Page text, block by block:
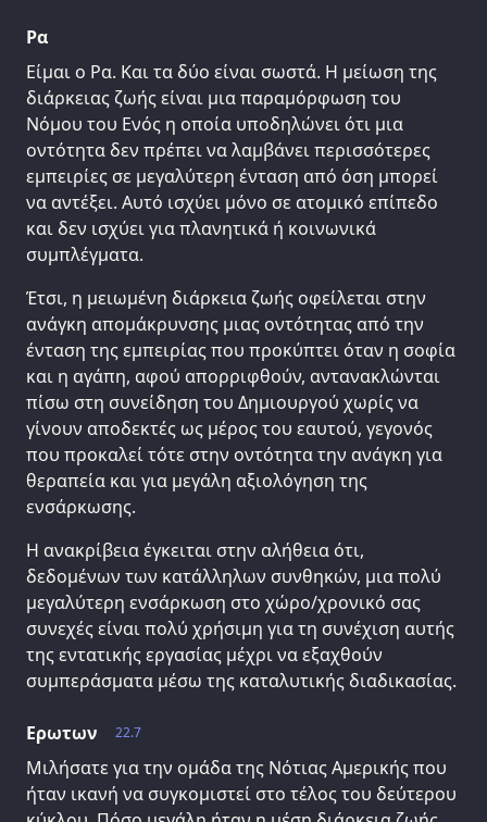
Ρα
Είμαι ο Ρα. Και τα δύο είναι σωστά. Η μείωση της
διάρκειας ζωής είναι μια παραμόρφωση του
Νόμου του Ενός η οποία υποδηλώνει ότι μια
οντότητα δεν πρέπει να λαμβάνει περισσότερες
εμπειρίες σε μεγαλύτερη ένταση από όση μπορεί
να αντέξει. Αυτό ισχύει μόνο σε ατομικό επίπεδο
και δεν ισχύει για πλανητικά ή κοινωνικά
συμπλέγματα.
Έτσι, η μειωμένη διάρκεια ζωής οφείλεται στην
ανάγκη απομάκρυνσης μιας οντότητας από την
ένταση της εμπειρίας που προκύπτει όταν η σοφία
και η αγάπη, αφού απορριφθούν, αντανακλώνται
πίσω στη συνείδηση του Δημιουργού χωρίς να
γίνουν αποδεκτές ως μέρος του εαυτού, γεγονός
που προκαλεί τότε στην οντότητα την ανάγκη για
θεραπεία και για μεγάλη αξιολόγηση της
ενσάρκωσης.
Η ανακρίβεια έγκειται στην αλήθεια ότι,
δεδομένων των κατάλληλων συνθηκών, μια πολύ
μεγαλύτερη ενσάρκωση στο χώρο/χρονικό σας
συνεχές είναι πολύ χρήσιμη για τη συνέχιση αυτής
της εντατικής εργασίας μέχρι να εξαχθούν
συμπεράσματα μέσω της καταλυτικής διαδικασίας.
22.7
Ερωτων
Μιλήσατε για την ομάδα της Νότιας Αμερικής που
ήταν ικανή να συγκομιστεί στο τέλος του δεύτερου